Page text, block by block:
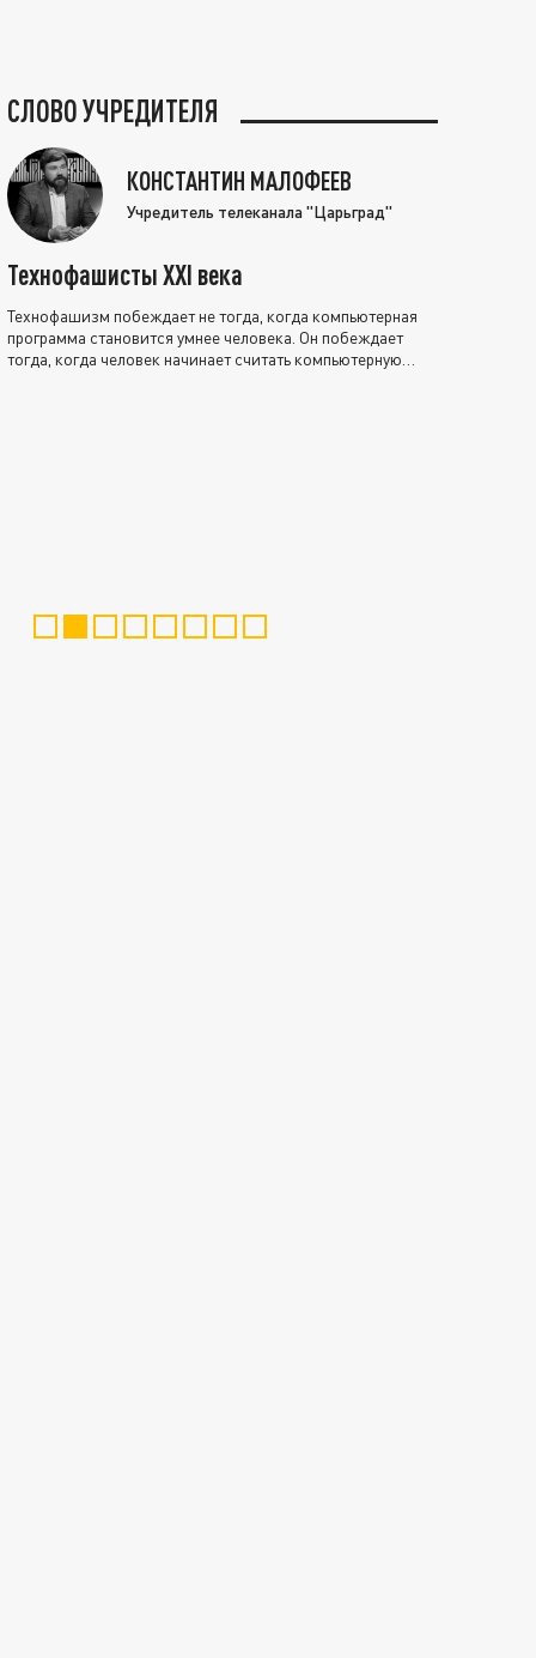
СЛОВО УЧРЕДИТЕЛЯ
КОНСТАНТИН МАЛОФЕЕВ
Учредитель телеканала "Царьград"
Технофашисты XXI века
Технофашизм побеждает не тогда, когда компьютерная
программа становится умнее человека. Он побеждает
тогда, когда человек начинает считать компьютерную